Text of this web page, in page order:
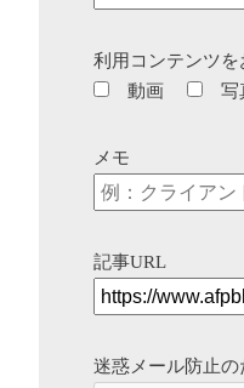
利用コンテンツを
動画
写
メモ
記事URL
迷惑メール防止